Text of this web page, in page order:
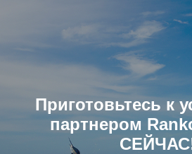
Приготовьтесь к
партнером